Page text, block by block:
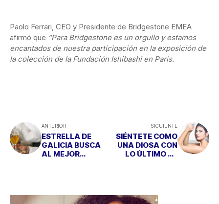
Paolo Ferrari, CEO y Presidente de Bridgestone EMEA
afirmó que “Para Bridgestone es un orgullo y estamos
encantados de nuestra participación en la exposición de
la colección de la Fundación Ishibashi en París.
ANTERIOR
ESTRELLA DE
GALICIA BUSCA
AL MEJOR
SIGUIENTE
SIÉNTETE COMO
UNA DIOSA CON
LO ÚLTIMO DE